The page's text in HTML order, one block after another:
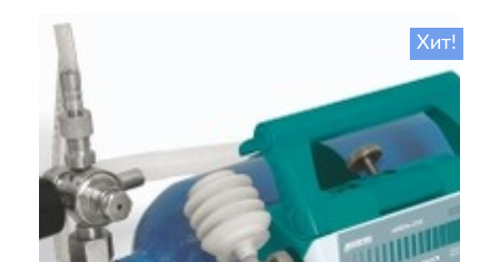
Хит!